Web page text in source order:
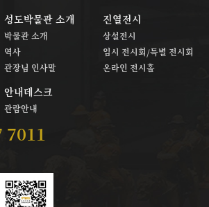
성도박물관 소개
박물관 소개
역사
관장님 인사말
진열전시
상설전시
임시 전시회/특별 전시회
온라인 전시홀
안내데스크
관람안내
7011